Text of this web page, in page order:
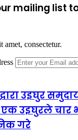
mailing list
amet, consectetur.
उइघुर
उइघुरले चार
गरे